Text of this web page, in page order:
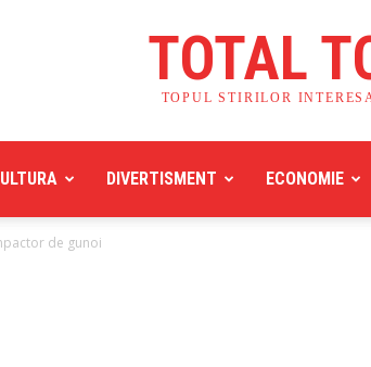
TOTAL
TOPUL STIRILOR
DIVERTISMENT ECONOMIE
de gunoi